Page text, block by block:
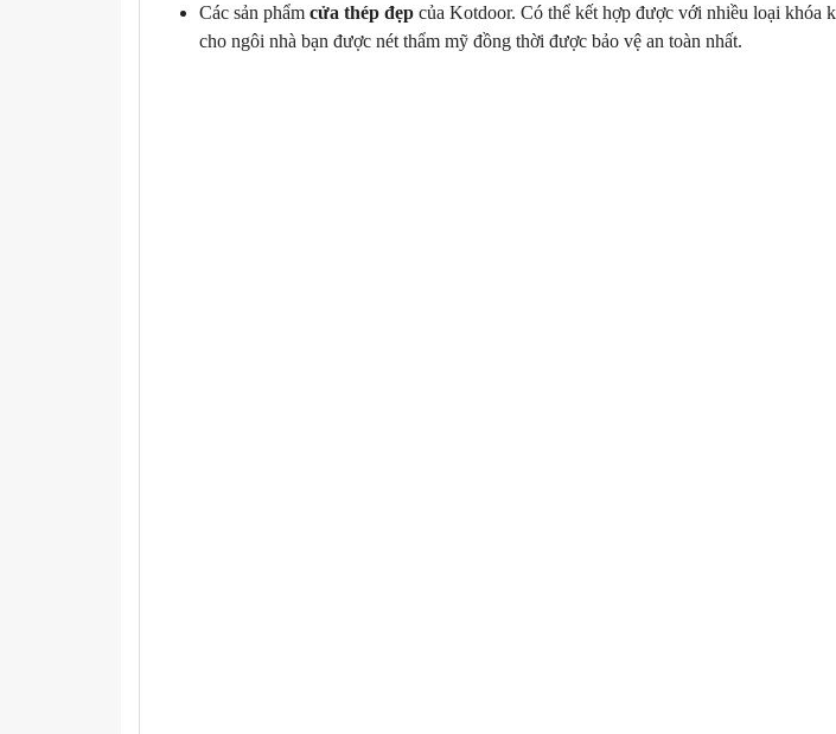
Các sản phẩmcửa thép đẹp của Kotdoor. Có thể kết hợp được với nhiều loại khóa
cho ngôi nhà bạn được nét thẩm mỹ đồng thời được bảo vệ an toàn nhất.